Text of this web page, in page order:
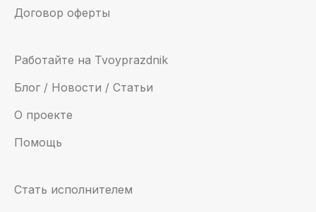
Договор оферты
Работайте на Tvoyprazdnik
Блог / Новости / Статьи
О проекте
Помощь
Стать исполнителем